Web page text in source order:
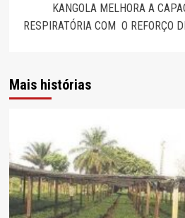
KANGOLA MELHORA A
RESPIRATÓRIA COM O REFORÇO
Mais histórias